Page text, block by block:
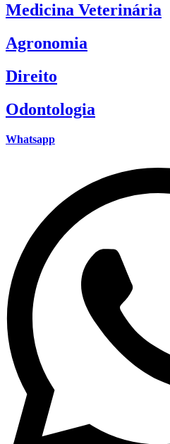
Medicina Veterinária
Agronomia
Direito
Odontologia
Whatsapp